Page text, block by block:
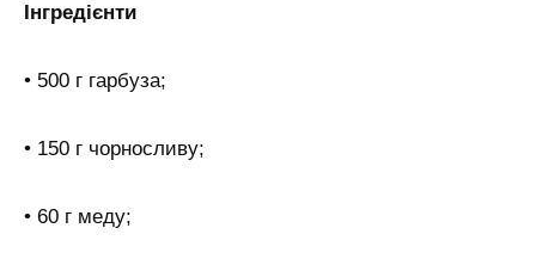
Інгредієнти
• 500 г гарбуза;
• 150 г чорносливу;
• 60 г меду;